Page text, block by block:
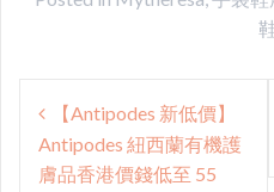
Post
navigation
【Antipodes 新低價】
Antipodes 紐西蘭有機護
膚品香港價錢低至 55